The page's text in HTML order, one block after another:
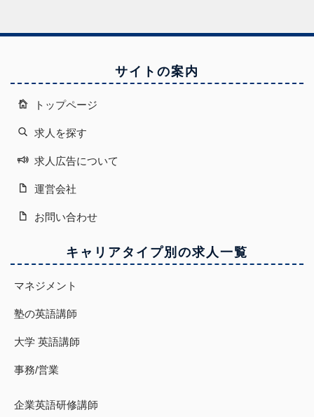
サイトの案内
トップページ
求人を探す
求人広告について
運営会社
お問い合わせ
キャリアタイプ別の求人一覧
マネジメント
塾の英語講師
大学 英語講師
事務/営業
企業英語研修講師